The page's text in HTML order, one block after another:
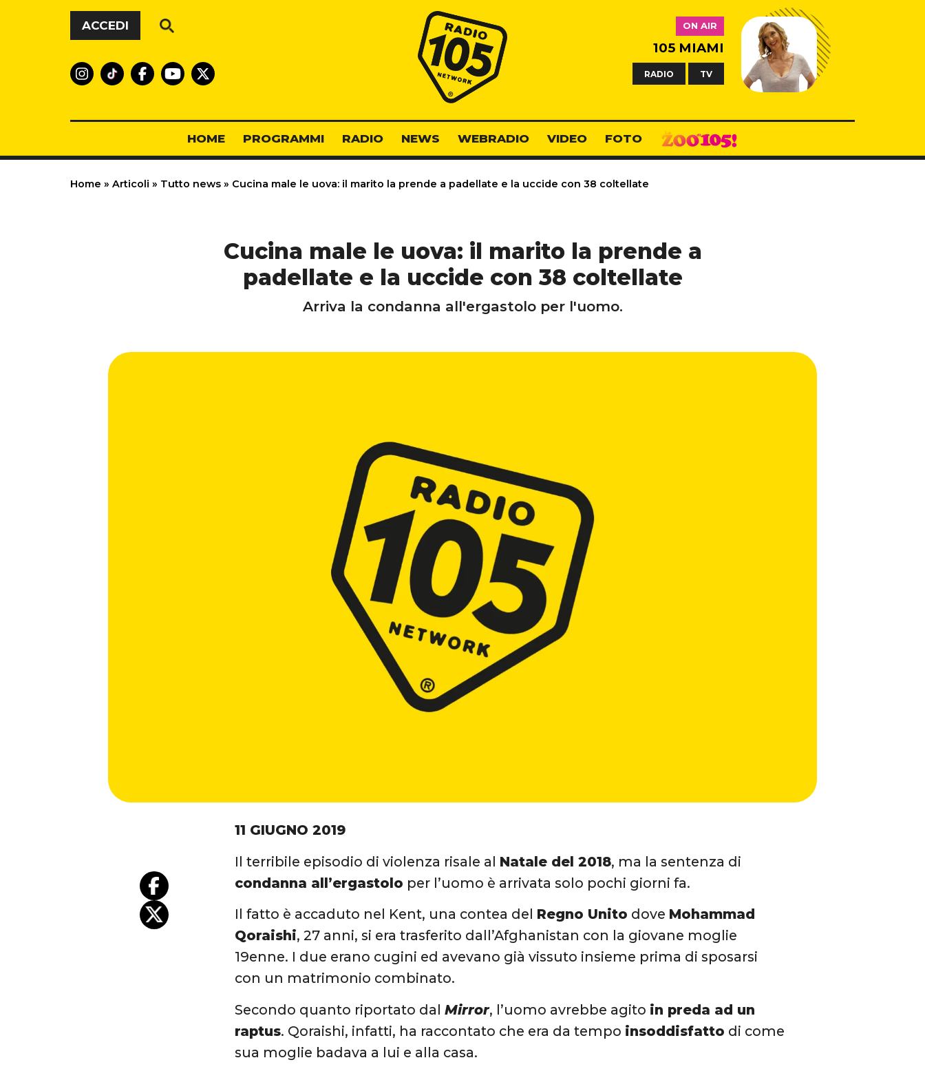
Vai al contenuto
ACCEDI
Radio 105
ON AIR
105 MIAMI
RADIO TV
HOME PROGRAMMI RADIO NEWS WEBRADIO VIDEO FOTO
Home » Articoli » Tutto news » Cucina male le uova: il marito la prende a padellate e la uccide con 38 coltellate
Cucina male le uova: il marito la prende a
padellate e la uccide con 38 coltellate
Arriva la condanna all'ergastolo per l'uomo.
11 GIUGNO 2019
Il terribile episodio di violenza risale al Natale del 2018, ma la sentenza di
condanna all’ergastolo per l’uomo è arrivata solo pochi giorni fa.
Il fatto è accaduto nel Kent, una contea del Regno Unito dove Mohammad
Qoraishi, 27 anni, si era trasferito dall’Afghanistan con la giovane moglie
19enne. I due erano cugini ed avevano già vissuto insieme prima di sposarsi
con un matrimonio combinato.
Secondo quanto riportato dalMirror, l’uomo avrebbe agito in preda ad un
raptus. Qoraishi, infatti, ha raccontato che era da tempo insoddisfatto di come
sua moglie badava a lui e alla casa.